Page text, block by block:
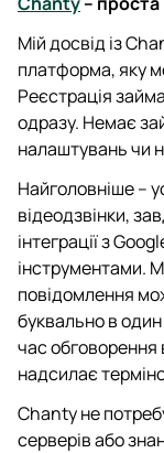
Мій досвід із
платформа, яку
Реєстрація
одразу. Немає
налаштувань чи
Найголовніше –
відеодзвінки,
інтеграції з
інструментами.
повідомлення
буквально в
час обговорення
надсилає
Chanty не
серверів або